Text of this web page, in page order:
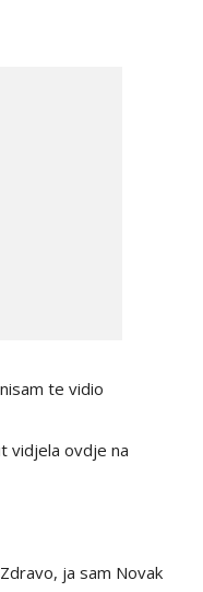
te vidio
vidjela ovdje na
ja sam Novak